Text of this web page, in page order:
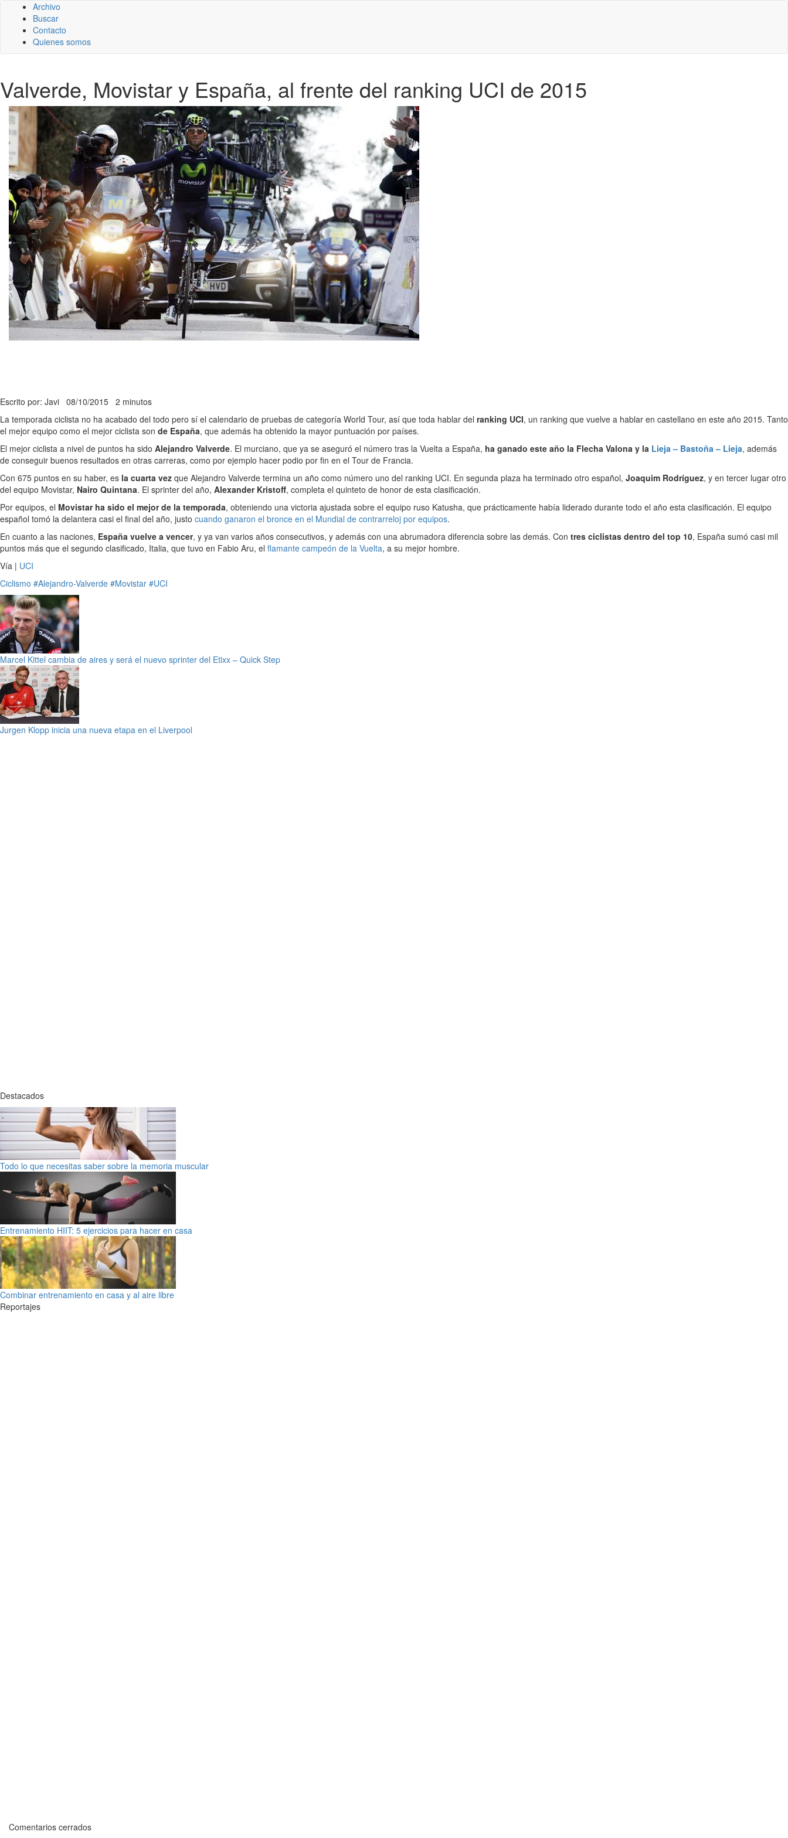
Archivo
Buscar
Contacto
Quienes somos
Valverde, Movistar y España, al frente del ranking UCI de 2015
Escrito por: Javi 08/10/2015 2 minutos
La temporada ciclista no ha acabado del todo pero sí el calendario de pruebas de categoría World Tour, así que toda hablar del ranking UCI, un ranking que vuelve a hablar en castellano en este año 2015. Tanto
el mejor equipo como el mejor ciclista son de España, que además ha obtenido la mayor puntuación por países.
El mejor ciclista a nivel de puntos ha sido Alejandro Valverde. El murciano, que ya se aseguró el número tras la Vuelta a España, ha ganado este año la Flecha Valona y la Lieja – Bastoña – Lieja, además
de conseguir buenos resultados en otras carreras, como por ejemplo hacer podio por fin en el Tour de Francia.
Con 675 puntos en su haber, es la cuarta vez que Alejandro Valverde termina un año como número uno del ranking UCI. En segunda plaza ha terminado otro español, Joaquim Rodríguez, y en tercer lugar otro
del equipo Movistar, Nairo Quintana. El sprinter del año, Alexander Kristoff, completa el quinteto de honor de esta clasificación.
Por equipos, el Movistar ha sido el mejor de la temporada, obteniendo una victoria ajustada sobre el equipo ruso Katusha, que prácticamente había liderado durante todo el año esta clasificación. El equipo
español tomó la delantera casi el final del año, justo cuando ganaron el bronce en el Mundial de contrarreloj por equipos.
En cuanto a las naciones, España vuelve a vencer, y ya van varios años consecutivos, y además con una abrumadora diferencia sobre las demás. Con tres ciclistas dentro del top 10, España sumó casi mil
puntos más que el segundo clasificado, Italia, que tuvo en Fabio Aru, el flamante campeón de la Vuelta, a su mejor hombre.
Vía | UCI
Ciclismo #Alejandro-Valverde #Movistar #UCI
Marcel Kittel cambia de aires y será el nuevo sprinter del Etixx – Quick Step
Jurgen Klopp inicia una nueva etapa en el Liverpool
Destacados
Todo lo que necesitas saber sobre la memoria muscular
Entrenamiento HIIT: 5 ejercicios para hacer en casa
Combinar entrenamiento en casa y al aire libre
Reportajes
Comentarios cerrados